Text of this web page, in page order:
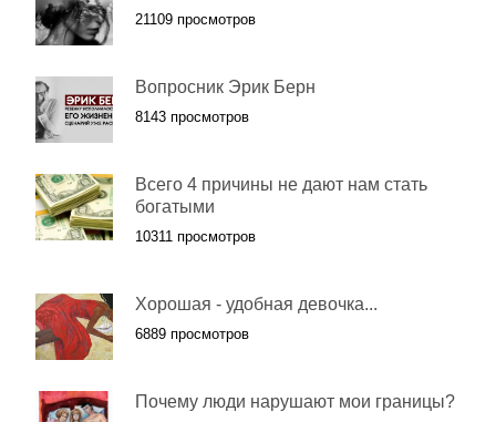
21109 просмотров
Вопросник Эрик Берн
8143 просмотров
Всего 4 причины не дают нам стать
богатыми
10311 просмотров
Хopoшая - удобная дeвочка...
6889 просмотров
Почему люди нарушают мои границы?